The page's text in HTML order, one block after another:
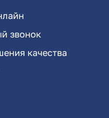
звонок
качества